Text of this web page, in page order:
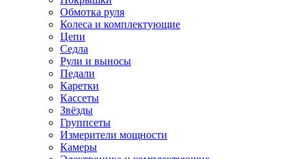
Обмотка руля
Колеса и комплектующие
Цепи
Седла
Рули и выносы
Педали
Каретки
Кассеты
Звёзды
Группсеты
Измерители мощности
Камеры